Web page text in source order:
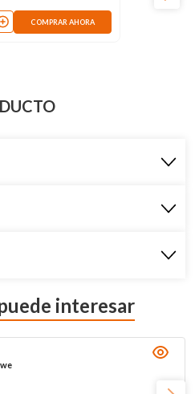
COMPRAR AHORA
interesar